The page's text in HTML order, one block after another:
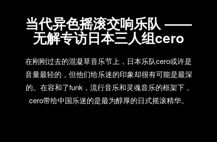
当代异色摇滚交响乐队 ——
无解专访日本三人组cero
在刚刚过去的混凝草音乐节上，日本乐队cero或许是
音量最轻的，但他们给乐迷的印象却很有可能是最深
的。在容和了funk，流行音乐和灵魂音乐的框架下，
cero带给中国乐迷的是最为醇厚的日式摇滚精华。